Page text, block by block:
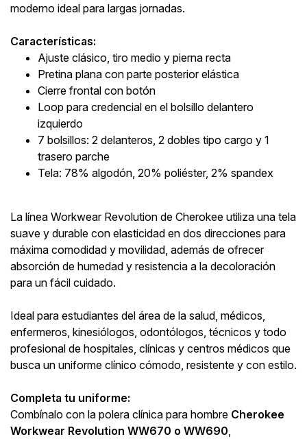
moderno ideal para largas jornadas.
Características:
Ajuste clásico, tiro medio y pierna recta
Pretina plana con parte posterior elástica
Cierre frontal con botón
Loop para credencial en el bolsillo delantero
izquierdo
7 bolsillos: 2 delanteros, 2 dobles tipo cargo y 1
trasero parche
Tela: 78% algodón, 20% poliéster, 2% spandex
La línea Workwear Revolution de Cherokee utiliza una tela
suave y durable con elasticidad en dos direcciones para
máxima comodidad y movilidad, además de ofrecer
absorción de humedad y resistencia a la decoloración
para un fácil cuidado.
Ideal para estudiantes del área de la salud, médicos,
enfermeros, kinesiólogos, odontólogos, técnicos y todo
profesional de hospitales, clínicas y centros médicos que
busca un uniforme clínico cómodo, resistente y con estilo.
Completa tu uniforme:
Combínalo con la polera clínica para hombre Cherokee
Workwear Revolution WW670 o WW690